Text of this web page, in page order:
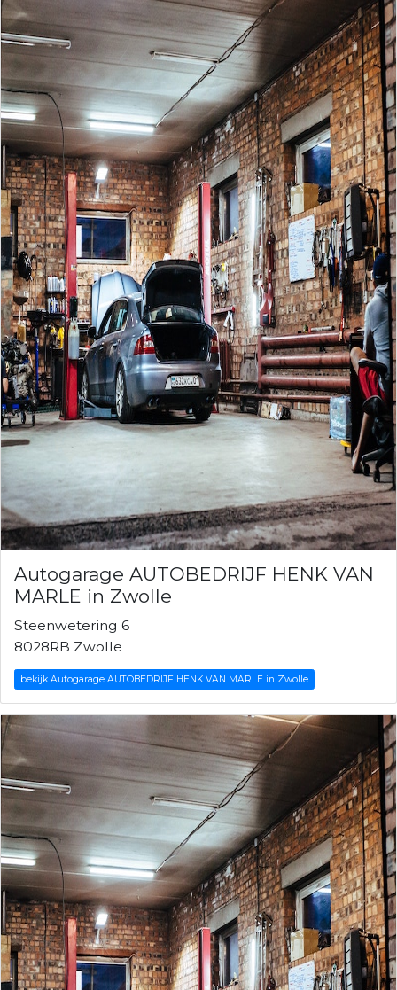
Autogarage AUTOBEDRIJF HENK VAN
MARLE in Zwolle
Steenwetering 6
8028RB Zwolle
bekijk Autogarage AUTOBEDRIJF HENK VAN MARLE in Zwolle